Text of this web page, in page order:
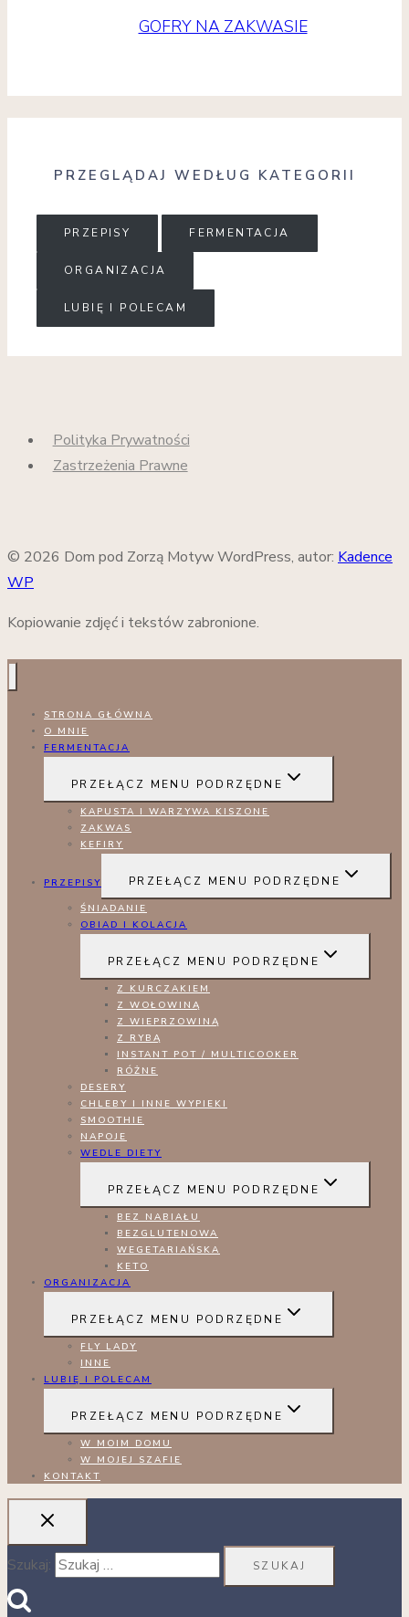
GOFRY NA ZAKWASIE
PRZEGLĄDAJ WEDŁUG KATEGORII
PRZEPISY FERMENTACJA
ORGANIZACJA
LUBIĘ I POLECAM
Polityka Prywatności
Zastrzeżenia Prawne
© 2026 Dom pod Zorzą Motyw WordPress, autor: Kadence
WP
Kopiowanie zdjęć i tekstów zabronione.
STRONA GŁÓWNA
O MNIE
FERMENTACJA
PRZEŁĄCZ MENU PODRZĘDNE
KAPUSTA I WARZYWA KISZONE
ZAKWAS
KEFIRY
PRZEPISY PRZEŁĄCZ MENU PODRZĘDNE
ŚNIADANIE
OBIAD I KOLACJA
PRZEŁĄCZ MENU PODRZĘDNE
Z KURCZAKIEM
Z WOŁOWINĄ
Z WIEPRZOWINĄ
Z RYBĄ
INSTANT POT / MULTICOOKER
RÓŻNE
DESERY
CHLEBY I INNE WYPIEKI
SMOOTHIE
NAPOJE
WEDLE DIETY
PRZEŁĄCZ MENU PODRZĘDNE
BEZ NABIAŁU
BEZGLUTENOWA
WEGETARIAŃSKA
KETO
ORGANIZACJA
PRZEŁĄCZ MENU PODRZĘDNE
FLY LADY
INNE
LUBIĘ I POLECAM
PRZEŁĄCZ MENU PODRZĘDNE
W MOIM DOMU
W MOJEJ SZAFIE
KONTAKT
Szukaj: